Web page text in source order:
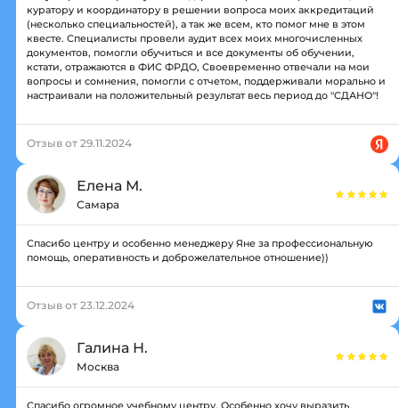
куратору и координатору в решении вопроса моих аккредитаций
(несколько специальностей), а так же всем, кто помог мне в этом
квесте. Специалисты провели аудит всех моих многочисленных
документов, помогли обучиться и все документы об обучении,
кстати, отражаются в ФИС ФРДО, Своевременно отвечали на мои
вопросы и сомнения, помогли с отчетом, поддерживали морально и
настраивали на положительный результат весь период до "СДАНО"!
Отзыв от 29.11.2024
Елена М.
Самара
Спасибо центру и особенно менеджеру Яне за профессиональную
помощь, оперативность и доброжелательное отношение))
Отзыв от 23.12.2024
Галина Н.
Москва